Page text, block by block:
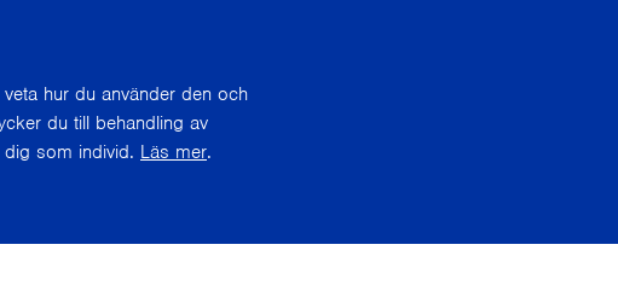
hur du använder den och
du till behandling av
som individ. Läs mer.